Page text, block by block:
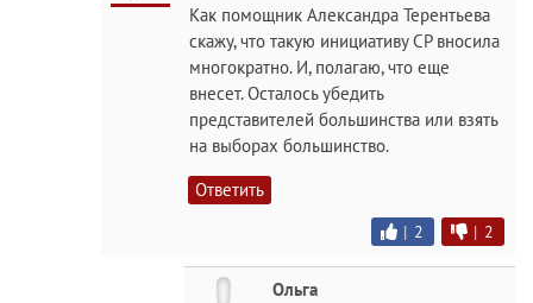
Как помощник Александра Терентьева
скажу, что такую инициативу СР вносила
многократно. И, полагаю, что еще
внесет. Осталось убедить
представителей большинства или взять
на выборах большинство.
Ответить
| 2 | 2
Ольга